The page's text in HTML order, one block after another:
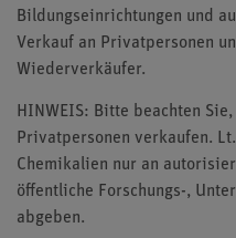
Bildungseinrichtungen und
Verkauf an Privatpersonen
Wiederverkäufer.
HINWEIS: Bitte beachten
Privatpersonen verkaufen.
Chemikalien nur an
öffentliche Forschungs-,
abgeben.